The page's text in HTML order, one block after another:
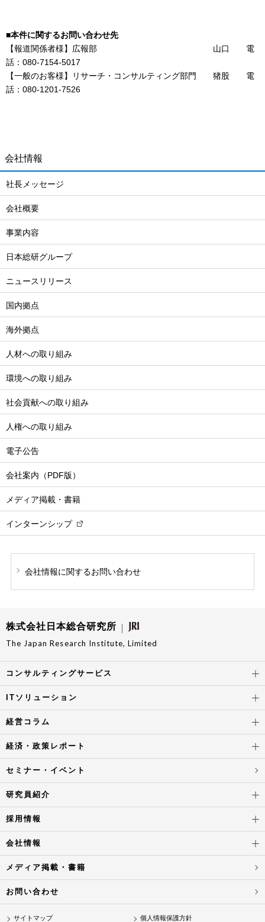
■本件に関するお問い合わせ先
【報道関係者様】広報部 山口 電
話：080-7154-5017
【一般のお客様】リサーチ・コンサルティング部門 猪股 電
話：080-1201-7526
会社情報
社長メッセージ
会社概要
事業内容
日本総研グループ
ニュースリリース
国内拠点
海外拠点
人材への取り組み
環境への取り組み
社会貢献への取り組み
人権への取り組み
電子公告
会社案内（PDF版）
メディア掲載・書籍
インターンシップ
会社情報に関するお問い合わせ
株式会社日本総合研究所
The Japan Research Institute, Limited
コンサルティングサービス
ITソリューション
経営コラム
経済・政策レポート
セミナー・イベント
研究員紹介
採用情報
会社情報
メディア掲載・書籍
お問い合わせ
サイトマップ 個人情報保護方針